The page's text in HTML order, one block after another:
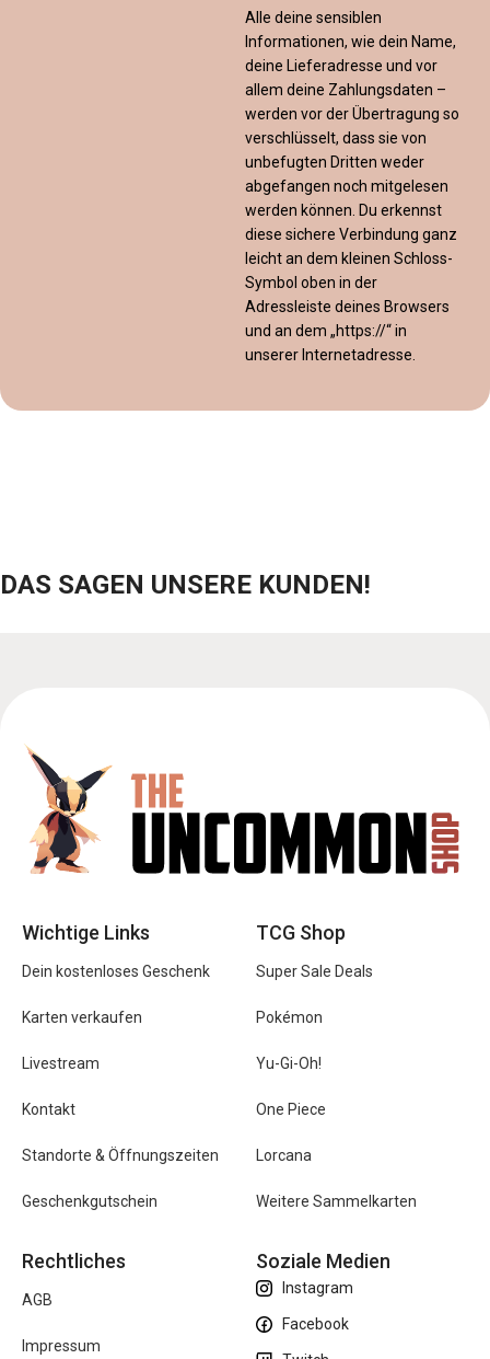
Alle deine sensiblen
Informationen, wie dein Name,
deine Lieferadresse und vor
allem deine Zahlungsdaten –
werden vor der Übertragung so
verschlüsselt, dass sie von
unbefugten Dritten weder
abgefangen noch mitgelesen
werden können. Du erkennst
diese sichere Verbindung ganz
leicht an dem kleinen Schloss-
Symbol oben in der
Adressleiste deines Browsers
und an dem „https://“ in
unserer Internetadresse.
DAS SAGEN UNSERE KUNDEN!
Wichtige Links
Dein kostenloses Geschenk
Karten verkaufen
Livestream
Kontakt
Standorte & Öffnungszeiten
Geschenkgutschein
TCG Shop
Super Sale Deals
Pokémon
Yu-Gi-Oh!
One Piece
Lorcana
Weitere Sammelkarten
Rechtliches
AGB
Impressum
Soziale Medien
Instagram
Facebook